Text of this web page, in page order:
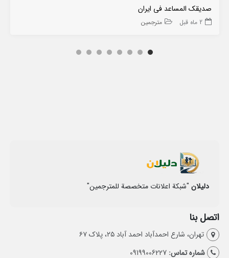
صدیقک المساعد فی ایران
2 ماه قبل مترجمین
دلیلان "شبكة اعلانات متخصصة للمترجمين"
اتصل بنا
تهران، شارع احمد‌آباد احمد آباد ۲۵، پلاک ۶۷
شماره تماس:09199006227